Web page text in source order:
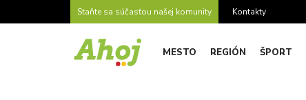
Staňte sa súčasťou našej komunity Kontakty
MESTO REGIÓN ŠPORT